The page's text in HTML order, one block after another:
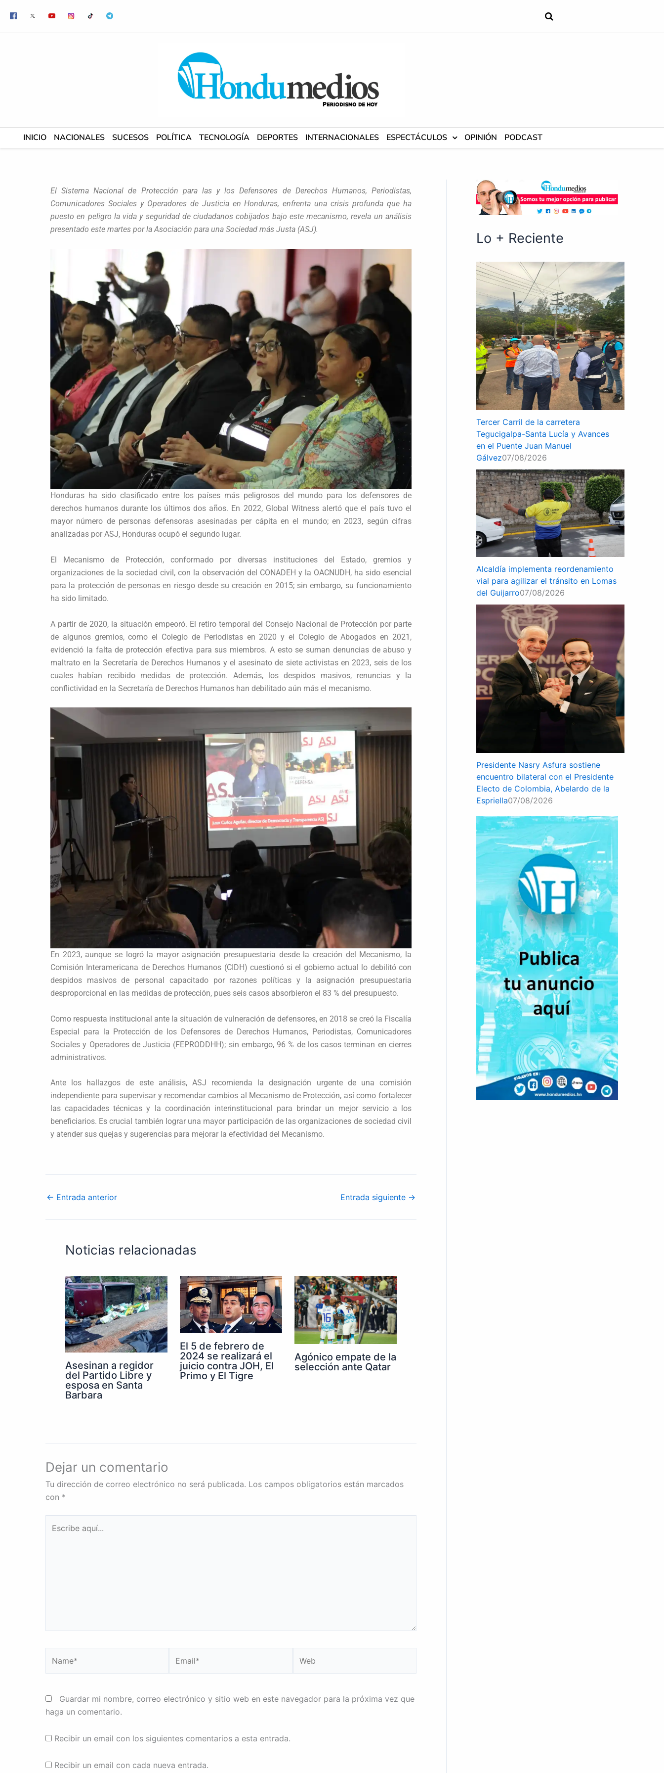
contenido
INICIO NACIONALES SUCESOS POLÍTICA TECNOLOGÍA DEPORTES INTERNACIONALES ESPECTÁCULOS OPINIÓN PODCAST
El Sistema Nacional de Protección para las y los Defensores de Derechos Humanos, Periodistas,
Comunicadores Sociales y Operadores de Justicia en Honduras, enfrenta una crisis profunda que ha
puesto en peligro la vida y seguridad de ciudadanos cobijados bajo este mecanismo, revela un análisis
presentado este martes por la Asociación para una Sociedad más Justa (ASJ).
Honduras ha sido clasificado entre los países más peligrosos del mundo para los defensores de
derechos humanos durante los últimos dos años. En 2022, Global Witness alertó que el país tuvo el
mayor número de personas defensoras asesinadas per cápita en el mundo; en 2023, según cifras
analizadas por ASJ, Honduras ocupó el segundo lugar.
El Mecanismo de Protección, conformado por diversas instituciones del Estado, gremios y
organizaciones de la sociedad civil, con la observación del CONADEH y la OACNUDH, ha sido esencial
para la protección de personas en riesgo desde su creación en 2015; sin embargo, su funcionamiento
ha sido limitado.
A partir de 2020, la situación empeoró. El retiro temporal del Consejo Nacional de Protección por parte
de algunos gremios, como el Colegio de Periodistas en 2020 y el Colegio de Abogados en 2021,
evidenció la falta de protección efectiva para sus miembros. A esto se suman denuncias de abuso y
maltrato en la Secretaría de Derechos Humanos y el asesinato de siete activistas en 2023, seis de los
cuales habían recibido medidas de protección. Además, los despidos masivos, renuncias y la
conflictividad en la Secretaría de Derechos Humanos han debilitado aún más el mecanismo.
En 2023, aunque se logró la mayor asignación presupuestaria desde la creación del Mecanismo, la
Comisión Interamericana de Derechos Humanos (CIDH) cuestionó si el gobierno actual lo debilitó con
despidos masivos de personal capacitado por razones políticas y la asignación presupuestaria
desproporcional en las medidas de protección, pues seis casos absorbieron el 83 % del presupuesto.
Como respuesta institucional ante la situación de vulneración de defensores, en 2018 se creó la Fiscalía
Especial para la Protección de los Defensores de Derechos Humanos, Periodistas, Comunicadores
Sociales y Operadores de Justicia (FEPRODDHH); sin embargo, 96 % de los casos terminan en cierres
administrativos.
Ante los hallazgos de este análisis, ASJ recomienda la designación urgente de una comisión
independiente para supervisar y recomendar cambios al Mecanismo de Protección, así como fortalecer
las capacidades técnicas y la coordinación interinstitucional para brindar un mejor servicio a los
beneficiarios. Es crucial también lograr una mayor participación de las organizaciones de sociedad civil
y atender sus quejas y sugerencias para mejorar la efectividad del Mecanismo.
← Entrada anterior Entrada siguiente →
Noticias relacionadas
Asesinan a regidor
del Partido Libre y
esposa en Santa
Barbara
El 5 de febrero de
2024 se realizará el
juicio contra JOH, El
Primo y El Tigre
Agónico empate de la
selección ante Qatar
Dejar un comentario
Tu dirección de correo electrónico no será publicada. Los campos obligatorios están marcados
con *
aquí...
Guardar mi nombre, correo electrónico y sitio web en este navegador para la próxima vez que
haga un comentario.
Recibir un email con los siguientes comentarios a esta entrada.
Recibir un email con cada nueva entrada.
Lo + Reciente
Tercer Carril de la carretera
Tegucigalpa-Santa Lucía y Avances
en el Puente Juan Manuel
Gálvez07/08/2026
Alcaldía implementa reordenamiento
vial para agilizar el tránsito en Lomas
del Guijarro07/08/2026
Presidente Nasry Asfura sostiene
encuentro bilateral con el Presidente
Electo de Colombia, Abelardo de la
Espriella07/08/2026